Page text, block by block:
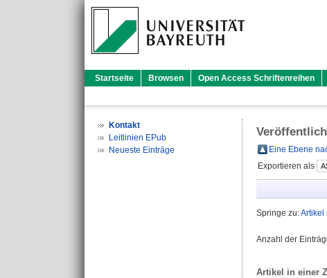
Startseite Browsen Open Access Schriftenreihen
Kontakt
Leitlinien EPub
Neueste Einträge
Eine Ebene
Exportieren als
Springe zu:Artikel
Anzahl der
Artikel in einer